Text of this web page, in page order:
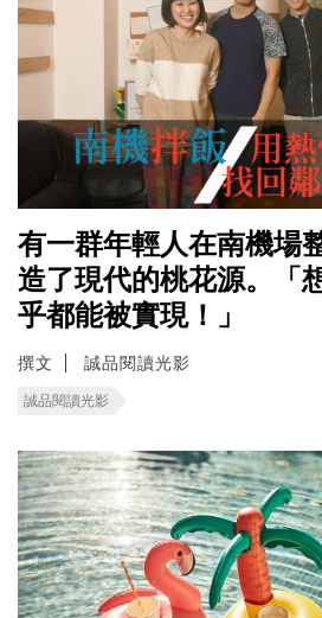
有一群年輕人在南機場
造了現代的桃花源。「
乎都能被實現！」
撰文 誠品閱讀光影
誠品閱讀光影